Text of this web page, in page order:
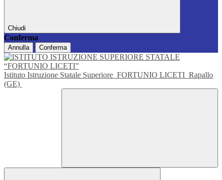
Chiudi
Conferma
Annulla Conferma
Istituto Istruzione Statale Superiore FORTUNIO LICETI Rapallo
(GE)